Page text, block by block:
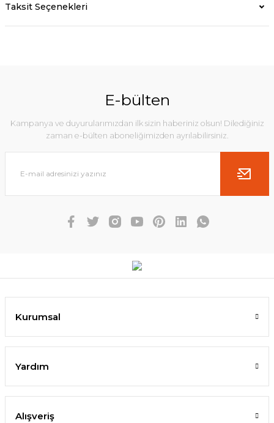
Taksit Seçenekleri
E-bülten
Kampanya ve duyurularımızdan ilk sizin haberiniz olsun! Dilediğiniz
zaman e-bülten aboneliğimizden ayrılabilirsiniz.
Kurumsal
Yardım
Alışveriş